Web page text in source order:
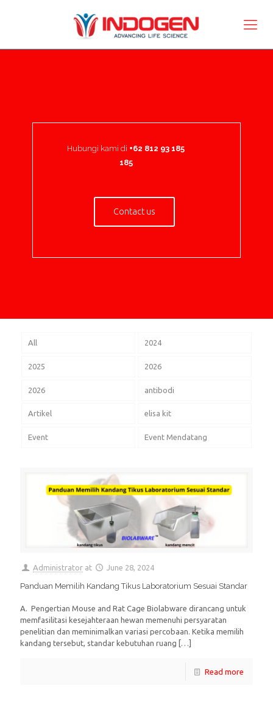
Hubungi kami di +62 812 93 185
185
Contact us
All 2024
2025 2026
2026 antibodi
Artikel elisa kit
Event Event Mendatang
Administrator at June 28, 2024
Panduan Memilih Kandang Tikus Laboratorium Sesuai Standar
A. Pengertian Mouse and Rat Cage Biolabware dirancang untuk
memfasilitasi kesejahteraan hewan memenuhi persyaratan
penelitian dan meminimalkan variasi percobaan. Ketika memilih
kandang tersebut, standar kebutuhan ruang […]
Read more